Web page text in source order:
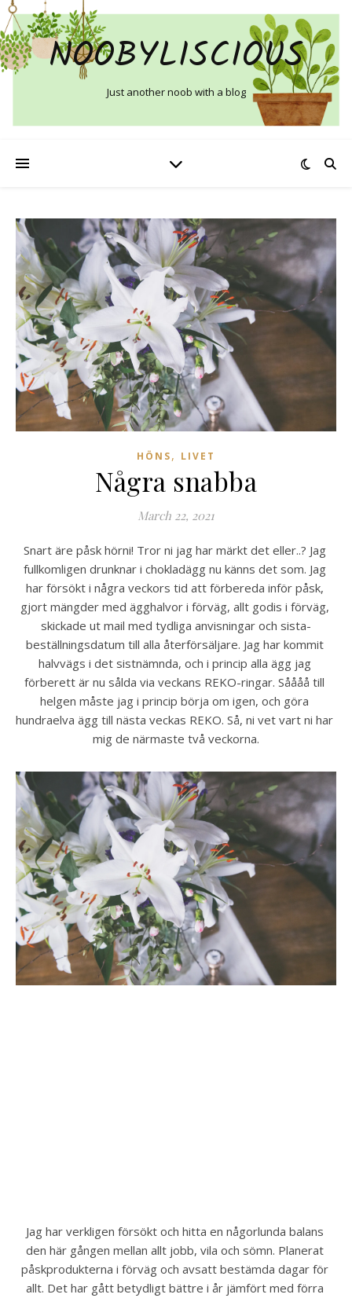
NOOBYLISCIOUS
Just another noob with a blog
HÖNS, LIVET
Några snabba
March 22, 2021
Snart äre påsk hörni! Tror ni jag har märkt det eller..? Jag
fullkomligen drunknar i chokladägg nu känns det som. Jag
har försökt i några veckors tid att förbereda inför påsk,
gjort mängder med ägghalvor i förväg, allt godis i förväg,
skickade ut mail med tydliga anvisningar och sista-
beställningsdatum till alla återförsäljare. Jag har kommit
halvvägs i det sistnämnda, och i princip alla ägg jag
förberett är nu sålda via veckans REKO-ringar. Såååå till
helgen måste jag i princip börja om igen, och göra
hundraelva ägg till nästa veckas REKO. Så, ni vet vart ni har
mig de närmaste två veckorna.
Jag har verkligen försökt och hitta en någorlunda balans
den här gången mellan allt jobb, vila och sömn. Planerat
påskprodukterna i förväg och avsatt bestämda dagar för
allt. Det har gått betydligt bättre i år jämfört med förra